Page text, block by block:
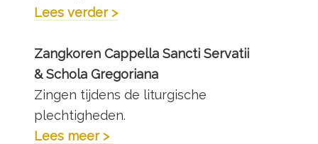
Lees verder >
Zangkoren Cappella Sancti Servatii
& Schola Gregoriana
Zingen tijdens de liturgische
plechtigheden.
Lees meer > ​​​​​